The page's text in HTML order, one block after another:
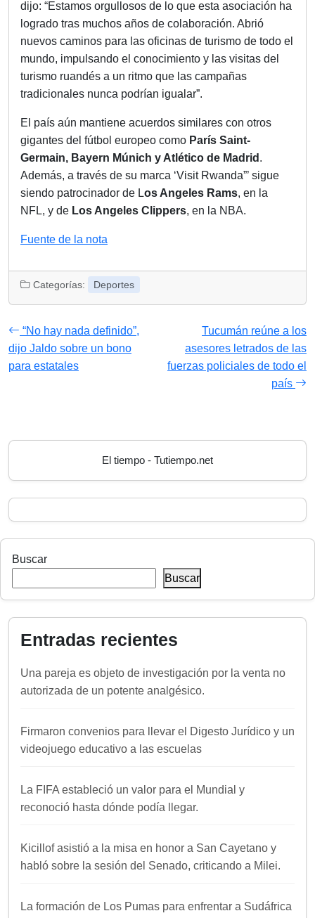
dijo: “Estamos orgullosos de lo que esta asociación ha
logrado tras muchos años de colaboración. Abrió
nuevos caminos para las oficinas de turismo de todo el
mundo, impulsando el conocimiento y las visitas del
turismo ruandés a un ritmo que las campañas
tradicionales nunca podrían igualar”.
El país aún mantiene acuerdos similares con otros
gigantes del fútbol europeo como París Saint-
Germain, Bayern Múnich y Atlético de Madrid .
Además, a través de su marca ‘Visit Rwanda”’ sigue
siendo patrocinador de Los Angeles Rams, en la
NFL, y de Los Angeles Clippers, en la NBA.
Fuente de la nota
Categorías: Deportes
“No hay nada definido”,
dijo Jaldo sobre un bono
para estatales
Tucumán reúne a los
asesores letrados de las
fuerzas policiales de todo el
país
El tiempo - Tutiempo.net
Buscar
Buscar
Entradas recientes
Una pareja es objeto de investigación por la venta no
autorizada de un potente analgésico.
Firmaron convenios para llevar el Digesto Jurídico y un
videojuego educativo a las escuelas
La FIFA estableció un valor para el Mundial y
reconoció hasta dónde podía llegar.
Kicillof asistió a la misa en honor a San Cayetano y
habló sobre la sesión del Senado, criticando a Milei.
La formación de Los Pumas para enfrentar a Sudáfrica